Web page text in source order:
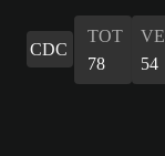
CDC
TOT
78
54